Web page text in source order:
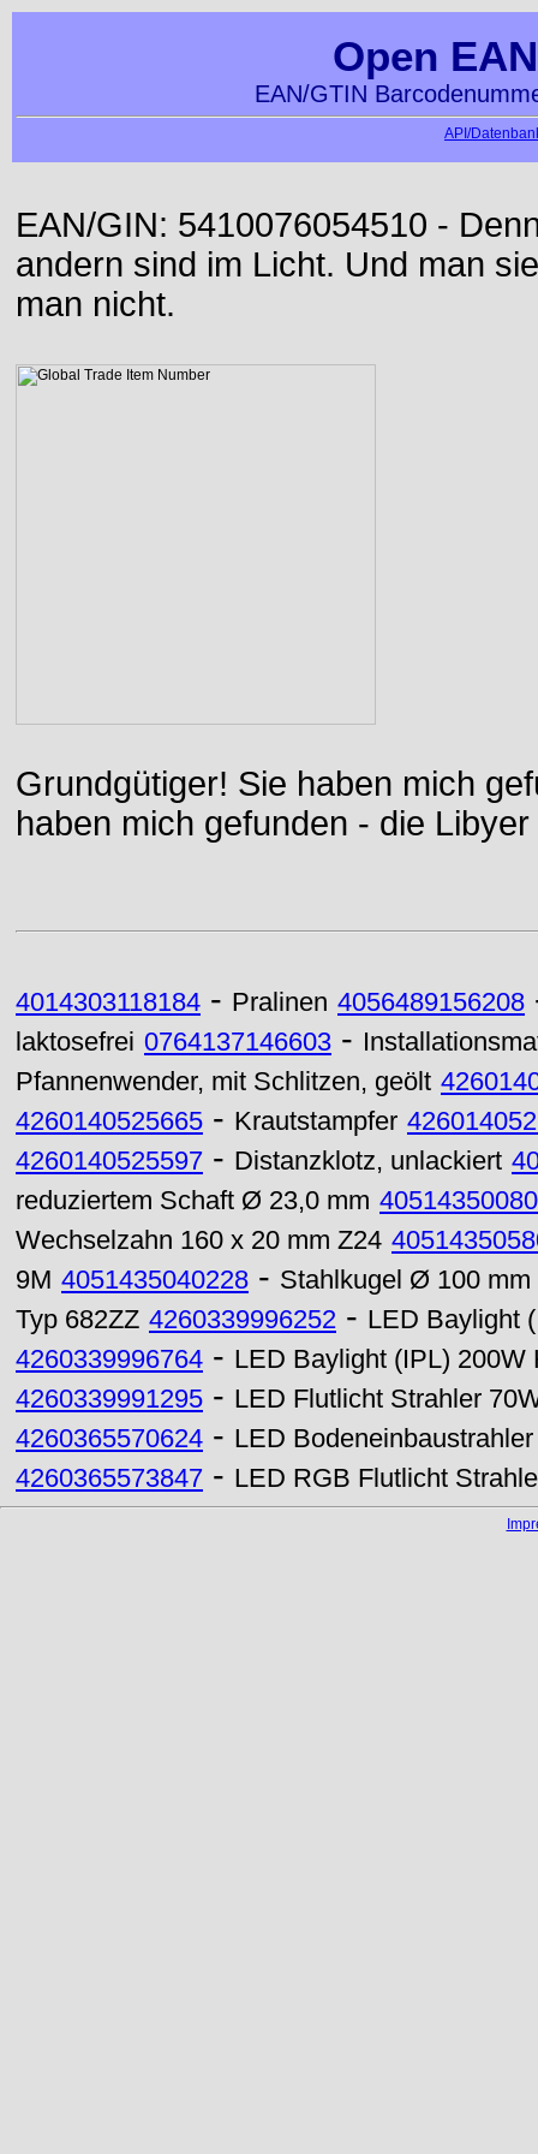
Open
EAN/GTIN
API/
EAN/GIN: 5410076054510 -
andern sind im Licht. Und man
man nicht.
Grundgütiger! Sie haben mich
haben mich gefunden - die
4014303118184 - Pralinen 4056489156208
laktosefrei 0764137146603 -
Pfannenwender, mit Schlitzen, geölt
4260140525665 - Krautstampfer
4260140525597 - Distanzklotz, unlackiert
reduziertem Schaft Ø 23,0 mm
Wechselzahn 160 x 20 mm Z24
9M 4051435040228 - Stahlkugel Ø 100 mm
Typ 682ZZ 4260339996252 - LED Baylight
4260339996764 - LED Baylight (IPL) 200W
4260339991295 - LED Flutlicht Strahler
4260365570624 - LED
4260365573847 - LED RGB Flutlicht